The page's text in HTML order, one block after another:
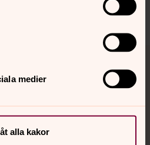
medier
alla kakor